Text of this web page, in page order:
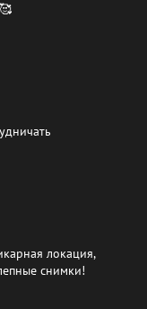
локация,
снимки!